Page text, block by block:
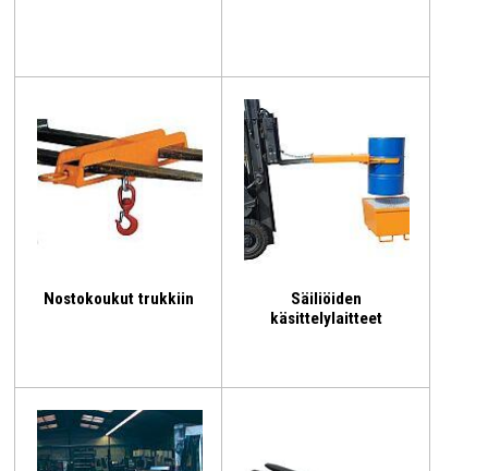
Nostokoukut trukkiin
Säiliöiden
käsittelylaitteet